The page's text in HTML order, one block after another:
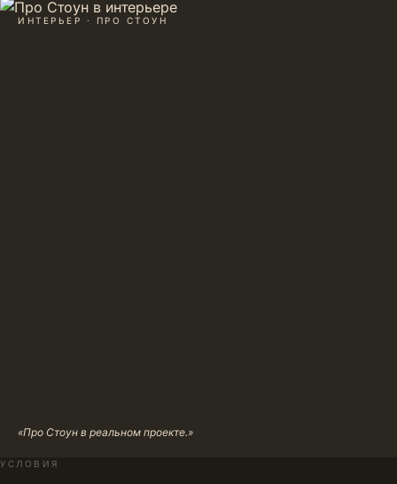
ИНТЕРЬЕР · ПРО СТОУН
«Про Стоун в реальном проекте.»
УСЛОВИЯ